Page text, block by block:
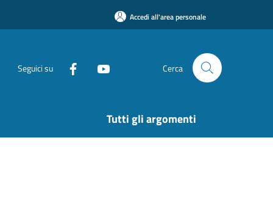
Accedi all'area personale
Seguici su Cerca
Tutti gli argomenti